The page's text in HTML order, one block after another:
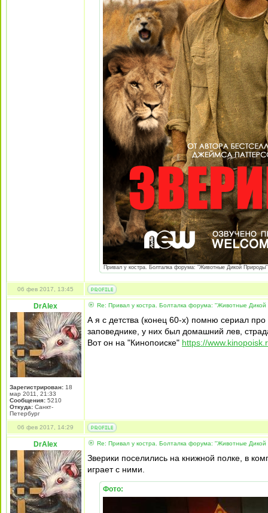
Привал у костра. Болталка форума: "Животные Дикой
06 фев 2017, 13:45
DrAlex
Зарегистрирован: 18
мар 2011, 21:33
Сообщения: 5210
Откуда: Санкт-
Петербург
Re: Привал у костра. Болталка форума: "Животные
А я с детства (конец 60-х) помню сериал
заповеднике, у них был домашний лев,
Вот он на "Кинопоиске" https://
06 фев 2017, 14:29
DrAlex Re: Привал у костра. Болталка форума: "Животные
Зверики поселились на книжной полке, в
играет с ними.
Фото: